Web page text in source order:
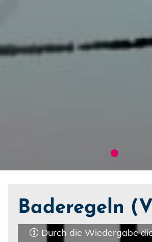
Baderegeln
Durch die Wiedergabe